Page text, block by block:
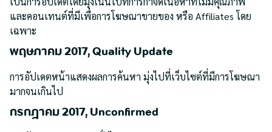
และคอนเทนต์ที่มีเพื่อการโฆษณาขายของ หรือ Affiliates โดย
เฉพาะ
พฤษภาคม 2017, Quality Update
การอัปเดตหน้าแสดงผลการค้นหา มุ่งไปที่เว็บไซต์ที่มีการโฆษณา
มากจนเกินไป
กรกฎาคม 2017, Unconfirmed